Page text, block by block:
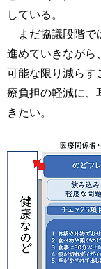
している。
まだ協議段階で
進めていきながら
可能な限り減らす
療負担の軽減に、
きたい。